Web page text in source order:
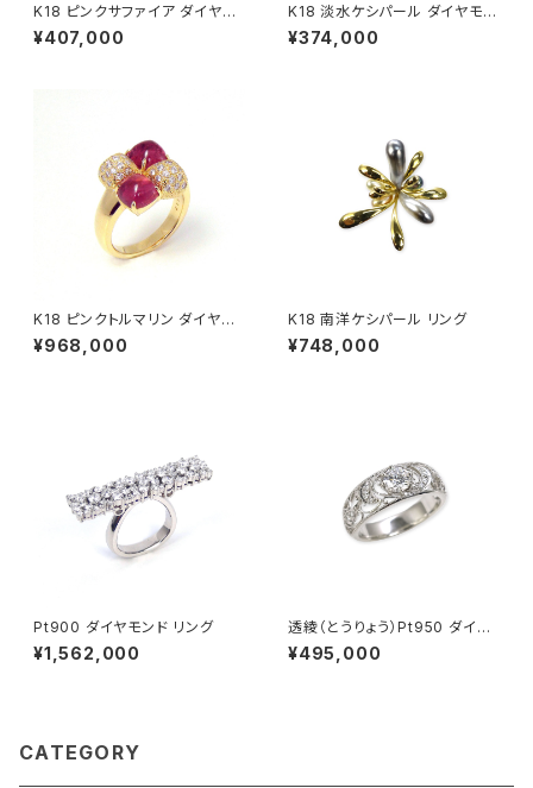
K18 ピンクサファイア ダイヤモ
ンド リング
¥407,000
K18 淡水ケシパール ダイヤモン
ド リング
¥374,000
K18 ピンクトルマリン ダイヤモ
ンド リング
¥968,000
K18 南洋ケシパール リング
¥748,000
Pt900 ダイヤモンド リング
¥1,562,000
透綾（とうりょう）Pt950 ダイヤ
モンド 透かしリング枠
¥495,000
CATEGORY